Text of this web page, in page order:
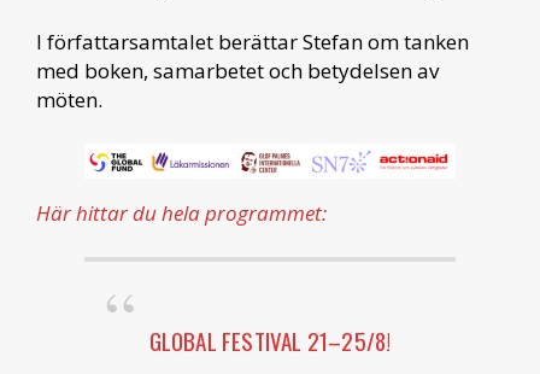
I författarsamtalet berättar Stefan om tanken
med boken, samarbetet och betydelsen av
möten.
Här hittar du hela programmet:
GLOBAL FESTIVAL 21–25/8!